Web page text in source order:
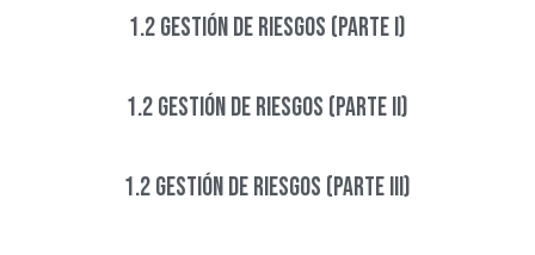
1.2 GESTIÓN DE RIESGOS (PARTE I)​​
1.2 GESTIÓN DE RIESGOS (PARTE II)​​
1.2 GESTIÓN DE RIESGOS (PARTE III)​​